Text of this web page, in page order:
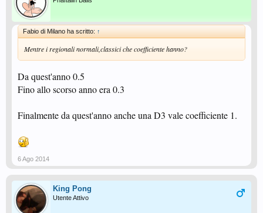
Fabio di Milano ha scritto: ↑
Mentre i regionali normali,classici che coefficiente hanno?
Da quest'anno 0.5
Fino allo scorso anno era 0.3
Finalmente da quest'anno anche una D3 vale coefficiente 1.
6 Ago 2014
King Pong
Utente Attivo